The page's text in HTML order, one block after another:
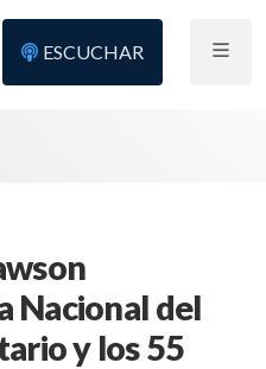
ESCUCHAR
Nacional del
y los 55